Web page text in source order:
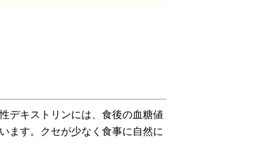
デキストリンには、食後の血糖値
ます。クセが少なく食事に自然に